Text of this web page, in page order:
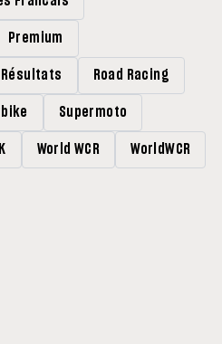
Premium
Résultats Road Racing
Supermoto
World WCR WorldWCR